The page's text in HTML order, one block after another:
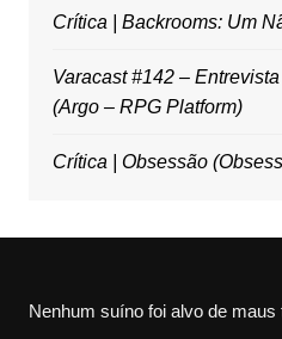
Crítica | Backrooms: Um
Varacast #142 –
(Argo – RPG Platform)
Crítica | Obsessão
Nenhum suíno foi alvo de